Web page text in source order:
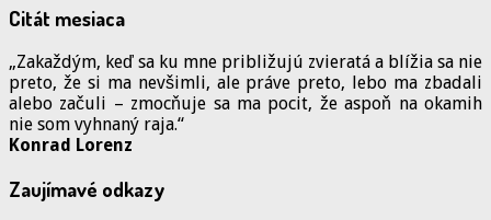
Citát mesiaca
„Zakaždým, keď sa ku mne približujú zvieratá a blížia sa nie
preto, že si ma nevšimli, ale práve preto, lebo ma zbadali
alebo začuli – zmocňuje sa ma pocit, že aspoň na okamih
nie som vyhnaný raja.“
Konrad Lorenz
Zaujímavé odkazy